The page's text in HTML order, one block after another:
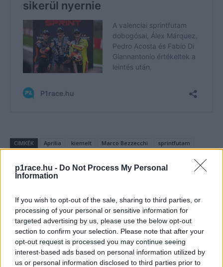
p1race.hu - Do Not Process My Personal
Information
If you wish to opt-out of the sale, sharing to third parties, or
processing of your personal or sensitive information for
targeted advertising by us, please use the below opt-out
section to confirm your selection. Please note that after your
opt-out request is processed you may continue seeing
interest-based ads based on personal information utilized by
us or personal information disclosed to third parties prior to
CIMKÉK Aprilia kiemelt Marco Bezzecchi
sprintfutam
Előző cikk
„Itt aztán k*rvára nincs
semmilyen következetesség”
– Miller keményen bírálta a
sportfelügyelőket
Következő cikk
Adrián Fernándezé a Moto3-
as szezonzáró, Quiles
lemaradt a világbajnoki
második helyről